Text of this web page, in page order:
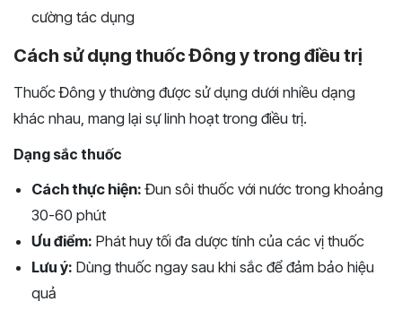
cường tác dụng
Cách sử dụng thuốc Đông y trong điều trị
Thuốc Đông y thường được sử dụng dưới nhiều dạng
khác nhau, mang lại sự linh hoạt trong điều trị.
Dạng sắc thuốc
Cách thực hiện: Đun sôi thuốc với nước trong khoảng
30-60 phút
Ưu điểm: Phát huy tối đa dược tính của các vị thuốc
Lưu ý: Dùng thuốc ngay sau khi sắc để đảm bảo hiệu
quả